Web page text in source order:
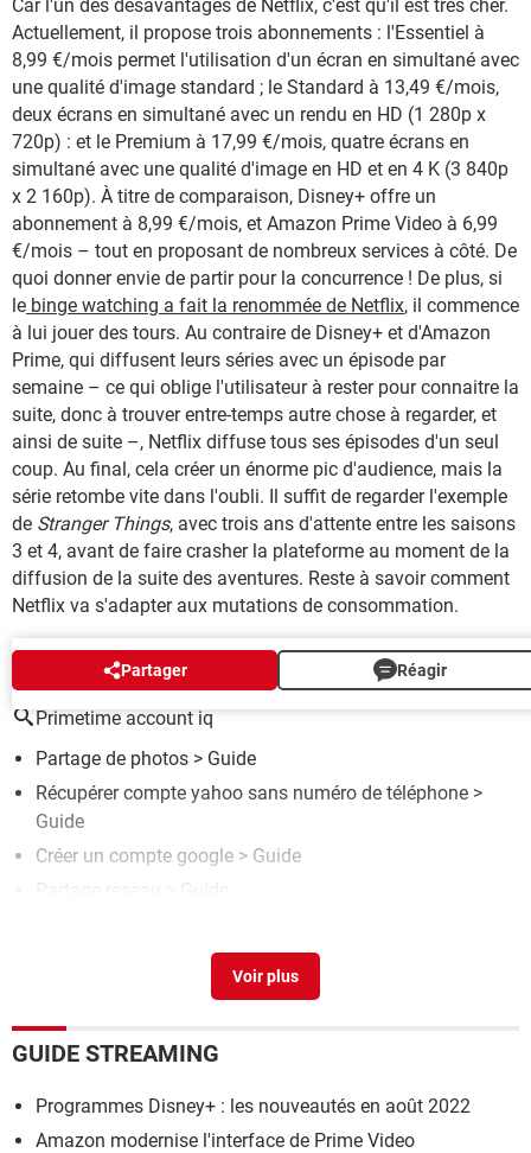
Car l'un des désavantages de Netflix, c'est qu'il est très cher.
Actuellement, il propose trois abonnements : l'Essentiel à
8,99 €/mois permet l'utilisation d'un écran en simultané avec
une qualité d'image standard ; le Standard à 13,49 €/mois,
deux écrans en simultané avec un rendu en HD (1 280p x
720p) : et le Premium à 17,99 €/mois, quatre écrans en
simultané avec une qualité d'image en HD et en 4 K (3 840p
x 2 160p). À titre de comparaison, Disney+ offre un
abonnement à 8,99 €/mois, et Amazon Prime Video à 6,99
€/mois – tout en proposant de nombreux services à côté. De
quoi donner envie de partir pour la concurrence ! De plus, si
le binge watching a fait la renommée de Netflix, il commence
à lui jouer des tours. Au contraire de Disney+ et d'Amazon
Prime, qui diffusent leurs séries avec un épisode par
semaine – ce qui oblige l'utilisateur à rester pour connaitre la
suite, donc à trouver entre-temps autre chose à regarder, et
ainsi de suite –, Netflix diffuse tous ses épisodes d'un seul
coup. Au final, cela créer un énorme pic d'audience, mais la
série retombe vite dans l'oubli. Il suffit de regarder l'exemple
de Stranger Things, avec trois ans d'attente entre les saisons
3 et 4, avant de faire crasher la plateforme au moment de la
diffusion de la suite des aventures. Reste à savoir comment
Netflix va s'adapter aux mutations de consommation.
Partager Réagir
AUTOUR DU MÊME SUJET
Primetime account iq
Partage de photos > Guide
Récupérer compte yahoo sans numéro de téléphone >
Guide
Créer un compte google > Guide
Partage reseau
GUIDE STREAMING
Programmes Disney+ : les nouveautés en août 2022
Amazon modernise l'interface de Prime Video